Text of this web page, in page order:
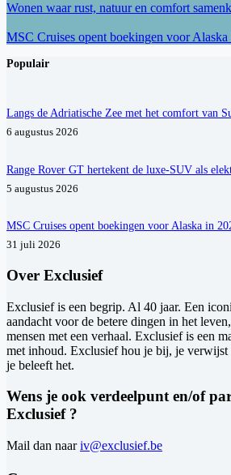
Wonen waar rust, natuur en comfort
MSC Cruises opent boekingen voor
Populair
Langs de Adriatische Zee met het comfort van
6 augustus 2026
Range Rover GT hertekent de luxe-SUV als
5 augustus 2026
MSC Cruises opent boekingen voor Alaska in
31 juli 2026
Over Exclusief
Exclusief is een begrip. Al 40 jaar. Een
aandacht voor de betere dingen in het
mensen met een verhaal. Exclusief is een
met inhoud. Exclusief hou je bij, je verwijst
je beleeft het.
Wens je ook verdeelpunt en/of
Exclusief ?
Mail dan naariv@exclusief.be